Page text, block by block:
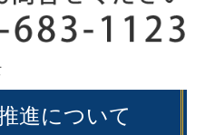
進について